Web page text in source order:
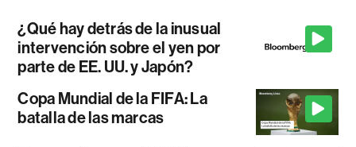
¿Qué hay detrás de la inusual
intervención sobre el yen por
parte de EE. UU. y Japón?
Copa Mundial de la FIFA: La
batalla de las marcas